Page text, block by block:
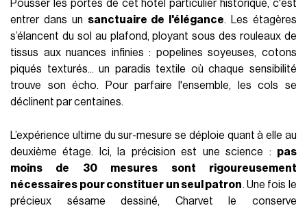
Pousser les portes de cet hôtel particulier historique, c'est
entrer dans un sanctuaire de l'élégance. Les étagères
s’élancent du sol au plafond, ployant sous des rouleaux de
tissus aux nuances infinies : popelines soyeuses, cotons
piqués texturés... un paradis textile où chaque sensibilité
trouve son écho. Pour parfaire l'ensemble, les cols se
déclinent par centaines.
L’expérience ultime du sur-mesure se déploie quant à elle au
deuxième étage. Ici, la précision est une science : pas
moins de 30 mesures sont rigoureusement
nécessaires pour constituer un seul patron. Une fois le
précieux sésame dessiné, Charvet le conserve